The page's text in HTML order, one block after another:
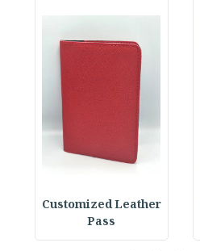
Customized Leather
Pass